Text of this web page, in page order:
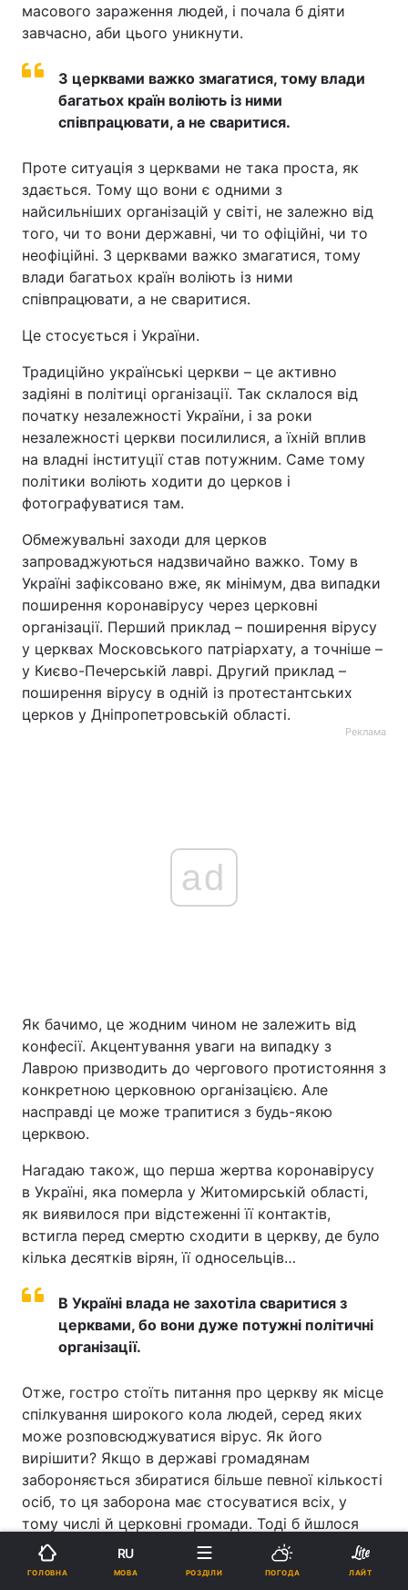
масового зараження людей, і почала б діяти
завчасно, аби цього уникнути.
З церквами важко змагатися, тому влади
багатьох країн воліють із ними
співпрацювати, а не сваритися.
Проте ситуація з церквами не така проста, як
здається. Тому що вони є одними з
найсильніших організацій у світі, не залежно від
того, чи то вони державні, чи то офіційні, чи то
неофіційні. З церквами важко змагатися, тому
влади багатьох країн воліють із ними
співпрацювати, а не сваритися.
Це стосується і України.
Традиційно українські церкви – це активно
задіяні в політиці організації. Так склалося від
початку незалежності України, і за роки
незалежності церкви посилилися, а їхній вплив
на владні інституції став потужним. Саме тому
політики воліють ходити до церков і
фотографуватися там.
Обмежувальні заходи для церков
запроваджуються надзвичайно важко. Тому в
Україні зафіксовано вже, як мінімум, два випадки
поширення коронавірусу через церковні
організації. Перший приклад – поширення вірусу
у церквах Московського патріархату, а точніше –
у Києво-Печерській лаврі. Другий приклад –
поширення вірусу в одній із протестантських
церков у Дніпропетровській області.
Реклама
ad
Як бачимо, це жодним чином не залежить від
конфесії. Акцентування уваги на випадку з
Лаврою призводить до чергового протистояння з
конкретною церковною організацією. Але
насправді це може трапитися з будь-якою
церквою.
Нагадаю також, що перша жертва коронавірусу
в Україні, яка померла у Житомирській області,
як виявилося при відстеженні її контактів,
встигла перед смертю сходити в церкву, де було
кілька десятків вірян, її односельців…
В Україні влада не захотіла сваритися з
церквами, бо вони дуже потужні політичні
організації.
Отже, гостро стоїть питання про церкву як місце
спілкування широкого кола людей, серед яких
може розповсюджуватися вірус. Як його
вирішити? Якщо в державі громадянам
забороняється збиратися більше певної кількості
осіб, то ця заборона має стосуватися всіх, у
тому числі й церковні громади. Тоді б йшлося
про виконання або невиконання рішення влади.
Реклама
ГОЛОВНА
RU
МОВА РОЗДІЛИ ПОГОДА ЛАЙТ